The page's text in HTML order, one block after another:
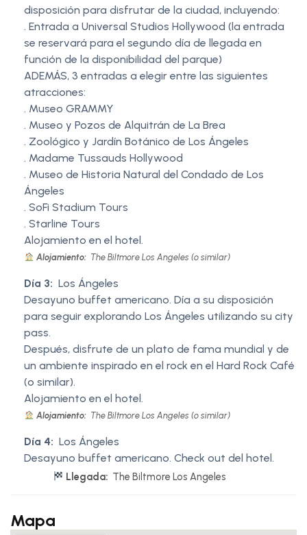
disposición para disfrutar de la ciudad, incluyendo:
. Entrada a Universal Studios Hollywood (la entrada
se reservará para el segundo día de llegada en
función de la disponibilidad del parque)
ADEMÁS, 3 entradas a elegir entre las siguientes
atracciones:
. Museo GRAMMY
. Museo y Pozos de Alquitrán de La Brea
. Zoológico y Jardín Botánico de Los Ángeles
. Madame Tussauds Hollywood
. Museo de Historia Natural del Condado de Los
Ángeles
. SoFi Stadium Tours
. Starline Tours
Alojamiento en el hotel.
Alojamiento: The Biltmore Los Angeles (o similar)
Día 3: Los Ángeles
Desayuno buffet americano. Día a su disposición
para seguir explorando Los Ángeles utilizando su city
pass.
Después, disfrute de un plato de fama mundial y de
un ambiente inspirado en el rock en el Hard Rock Café
(o similar).
Alojamiento en el hotel.
Alojamiento: The Biltmore Los Angeles (o similar)
Día 4: Los Ángeles
Desayuno buffet americano. Check out del hotel.
Llegada: The Biltmore Los Angeles
Mapa